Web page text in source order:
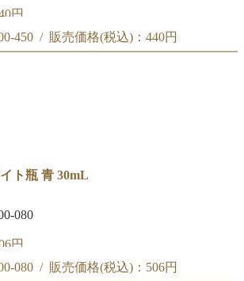
円
450 / 販売価格(税込)： 440円
ト瓶 青 30mL
080
円
080 / 販売価格(税込)： 506円